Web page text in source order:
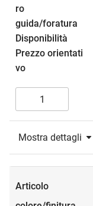
Mostra dettagli